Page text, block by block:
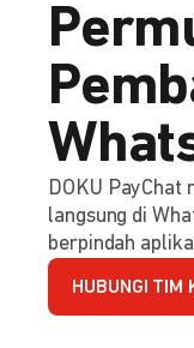
DOKU PayChat
langsung di
berpindah
HUBUNGI TIM